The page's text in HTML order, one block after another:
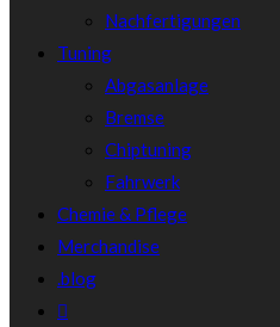
Nachfertigungen
Tuning
Abgasanlage
Bremse
Chiptuning
Fahrwerk
Chemie & Pflege
Merchandise
.blog